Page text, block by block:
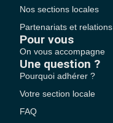
Nos sections locales
Partenariats et relations
Pour vous
On vous accompagne
Une question ?
Pourquoi adhérer ?
Votre section locale
FAQ